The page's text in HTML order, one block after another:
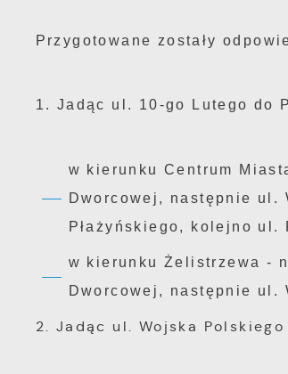
Przygotowane zostały
1. Jadąc ul. 10-go Lutego do
w kierunku Centrum
Dworcowej, następnie ul.
Płażyńskiego, kolejno
w kierunku Żelistrzewa -
Dworcowej, następnie
2. Jadąc ul. Wojska Polskiego